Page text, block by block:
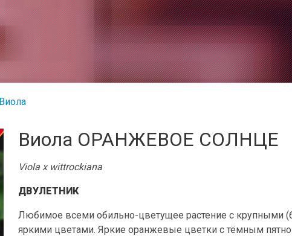
Виола
Виола ОРАНЖЕВОЕ СОЛНЦЕ
Viola x wittrockiana
ДВУЛЕТНИК
Любимое всеми обильно-цветущее растение с крупными
яркими цветами. Яркие оранжевые цветки с тёмным